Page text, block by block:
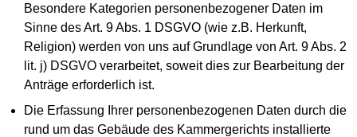
Besondere Kategorien personenbezogener Daten im
Sinne des Art. 9 Abs. 1 DSGVO (wie z.B. Herkunft,
Religion) werden von uns auf Grundlage von Art. 9 Abs. 2
lit. j) DSGVO verarbeitet, soweit dies zur Bearbeitung der
Anträge erforderlich ist.
Die Erfassung Ihrer personenbezogenen Daten durch die
rund um das Gebäude des Kammergerichts installierte